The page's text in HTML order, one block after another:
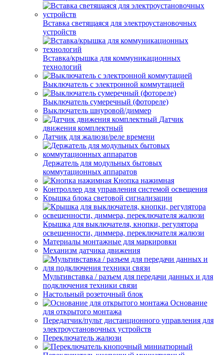
Вставка светящаяся для электроустановочных
устройств
Вставка/крышка для коммуникационных
технологий
Выключатель с электронной коммутацией
Выключатель сумеречный (фотореле)
Выключатель шнуровой/диммер
Датчик
движения комплектный
Датчик для жалюзи/реле времени
Держатель для модульных бытовых
коммутационных аппаратов
Кнопка нажимная
Контроллер для управления системой освещения
Крышка блока световой сигнализации
Крышка для выключателя, кнопки, регулятора
освещенности, диммера, переключателя жалюзи
Материалы монтажные для маркировки
Механизм датчика движения
Мультивставка / разъем для передачи данных и для
подключения техники связи
Настольный розеточный блок
Основание
для открытого монтажа
Передатчик/пульт дистанционного управления для
электроустановочных устройств
Переключатель жалюзи